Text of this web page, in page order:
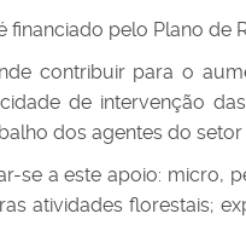
financiado pelo Plano de
contribuir para o
de intervenção
dos agentes do setor
se a este apoio: micro,
atividades florestais;